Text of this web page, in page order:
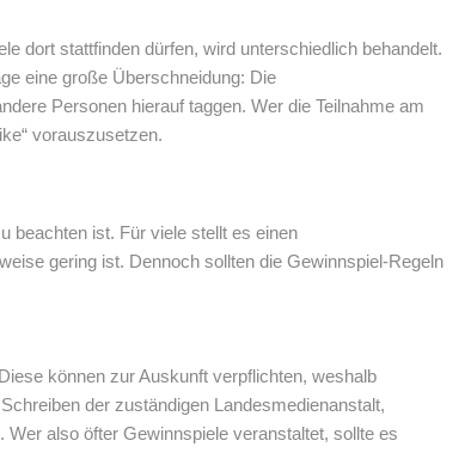
dort stattfinden dürfen, wird unterschiedlich behandelt.
eine große Überschneidung: Die
Personen hierauf taggen. Wer die Teilnahme am
vorauszusetzen.
beachten ist. Für viele stellt es einen
gering ist. Dennoch sollten die Gewinnspiel-Regeln
können zur Auskunft verpflichten, weshalb
der zuständigen Landesmedienanstalt,
also öfter Gewinnspiele veranstaltet, sollte es